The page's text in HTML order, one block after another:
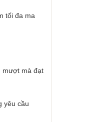
tối đa ma
mượt mà đạt
yêu cầu